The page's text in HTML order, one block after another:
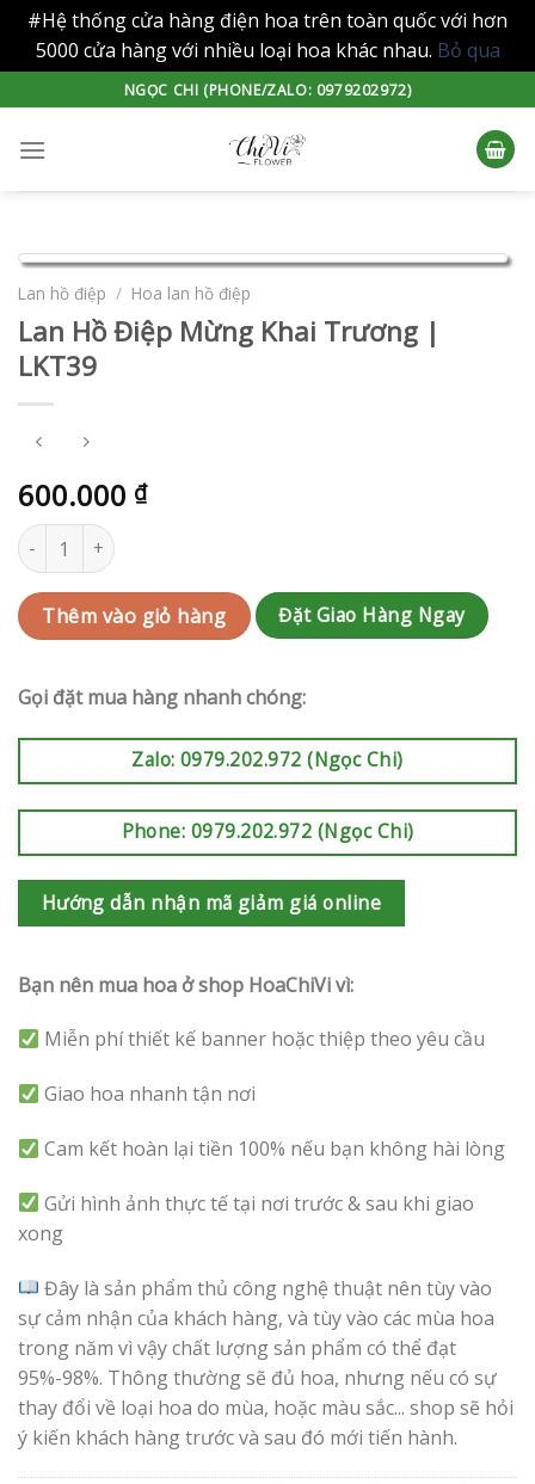
#Hệ thống cửa hàng điện hoa trên toàn quốc với hơn
5000 cửa hàng với nhiều loại hoa khác nhau. Bỏ qua
to
content
NGỌC CHI (PHONE/ZALO: 0979202972)
Lan hồ điệp / Hoa lan hồ điệp
Lan Hồ Điệp Mừng Khai Trương |
LKT39
600.000 ₫
Lan Hồ Điệp Mừng Khai Trương | LKT39 số lượng
Thêm vào giỏ hàng Đặt Giao Hàng Ngay
Gọi đặt mua hàng nhanh chóng:
Zalo: 0979.202.972 (Ngọc Chi)
Phone: 0979.202.972 (Ngọc Chi)
Hướng dẫn nhận mã giảm giá online
Bạn nên mua hoa ở shop HoaChiVi vì:
Miễn phí thiết kế banner hoặc thiệp theo yêu cầu
Giao hoa nhanh tận nơi
Cam kết hoàn lại tiền 100% nếu bạn không hài lòng
Gửi hình ảnh thực tế tại nơi trước & sau khi giao
xong
Đây là sản phẩm thủ công nghệ thuật nên tùy vào
sự cảm nhận của khách hàng, và tùy vào các mùa hoa
trong năm vì vậy chất lượng sản phẩm có thể đạt
95%-98%. Thông thường sẽ đủ hoa, nhưng nếu có sự
thay đổi về loại hoa do mùa, hoặc màu sắc... shop sẽ hỏi
ý kiến khách hàng trước và sau đó mới tiến hành.